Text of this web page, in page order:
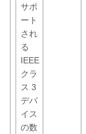
サポ
ート
され
る
IEEE
クラ
ス 3
デバ
イス
の数